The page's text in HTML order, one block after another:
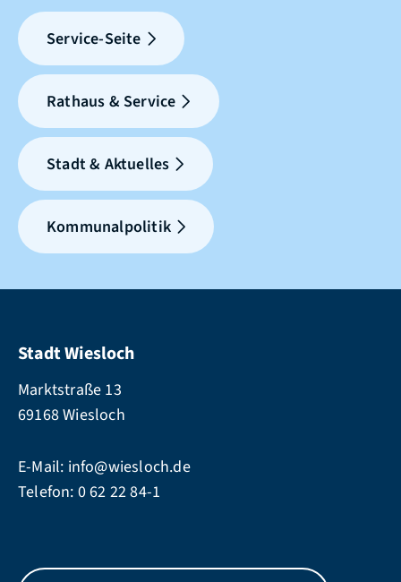
Service-Seite
Rathaus & Service
Stadt & Aktuelles
Kommunalpolitik
Stadt Wiesloch
Marktstraße 13
69168 Wiesloch
E-Mail: info@wiesloch.de
Telefon: 0 62 22 84-1